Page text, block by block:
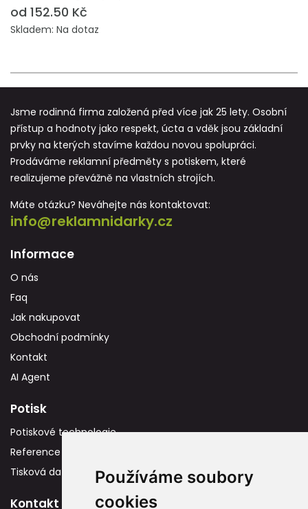
Používáme soubory
cookies
od 152.50 Kč
Skladem: Na dotaz
Jsme rodinná firma založená před více jak 25 lety. Osobní
přístup a hodnoty jako respekt, úcta a vděk jsou základní
prvky na kterých stavíme každou novou spolupráci.
Prodáváme reklamní předměty s potiskem, které
realizujeme převážně na vlastních strojích.
Máte otázku? Neváhejte nás kontaktovat:
info@reklamnidarky.cz
Informace
O nás
Faq
Jak nakupovat
Obchodní podmínky
Kontakt
AI Agent
Potisk
Potiskové technologie
Reference
Tisková data
Kontakt